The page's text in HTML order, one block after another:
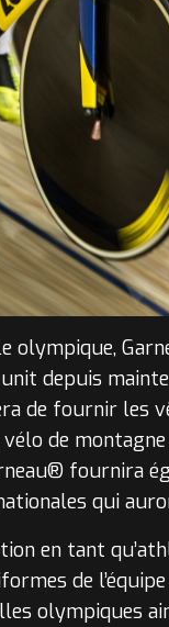
olympique,
depuis
de fournir les
de
fournira
qui
en tant
de
olympiques